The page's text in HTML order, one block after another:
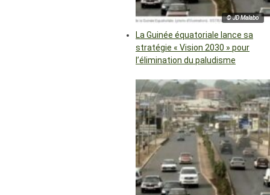
© JD Malabo
La Guinée équatoriale lance sa
stratégie « Vision 2030 » pour
l’élimination du paludisme